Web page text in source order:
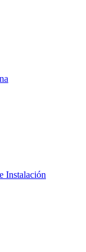
Instalación